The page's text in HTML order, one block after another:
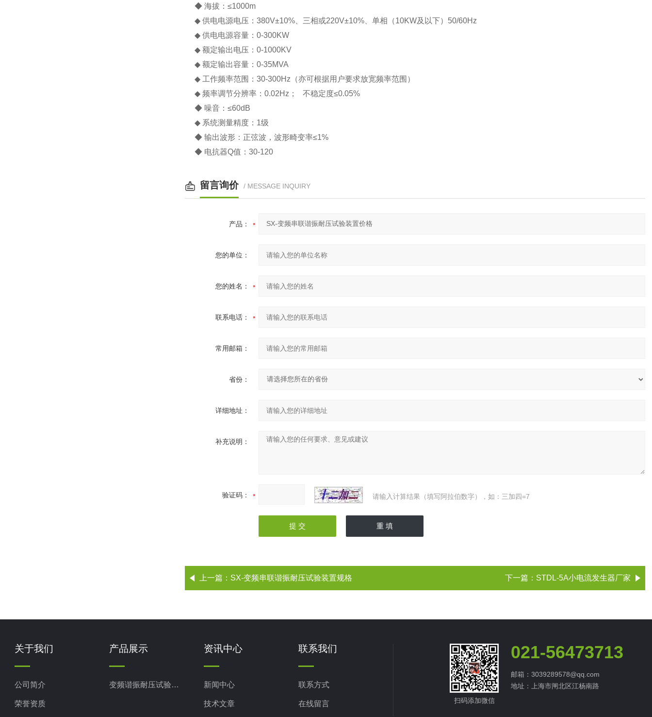
◆ 海拔：≤1000m
◆ 供电电源电压：380V±10%、三相或220V±10%、单相（10KW及以下）50/60Hz
◆ 供电电源容量：0-300KW
◆ 额定输出电压：0-1000KV
◆ 额定输出容量：0-35MVA
◆ 工作频率范围：30-300Hz（亦可根据用户要求放宽频率范围）
◆ 频率调节分辨率：0.02Hz； 不稳定度≤0.05%
◆ 噪音：≤60dB
◆ 系统测量精度：1级
◆ 输出波形：正弦波，波形畸变率≤1%
◆ 电抗器Q值：30-120
留言询价 / MESSAGE INQUIRY
产品：
您的单位：
您的姓名：
联系电话：
常用邮箱：
省份：
详细地址：
补充说明：
验证码： 请输入计算结果（填写阿拉伯数字），如：三加四=7
上一篇： SX-变频串联谐振耐压试验装置规格 下一篇： STDL-5A小电流发生器厂家
关于我们
公司简介
荣誉资质
产品展示
变频谐振耐压试验装置
资讯中心
新闻中心
技术文章
联系我们
联系方式
在线留言 扫码添加微信
021-56473713
邮箱：3039289578@qq.com
地址：上海市闸北区江杨南路